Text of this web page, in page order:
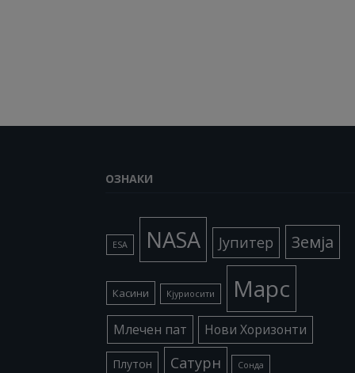
ОЗНАКИ
ESA NASA Јупитер Земја
Касини Кјуриосити Марс
Млечен пат Нови Хоризонти
Плутон Сатурн Сонда